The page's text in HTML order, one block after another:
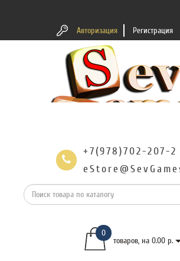
Авторизация Регистрация
+7(978)702-207-2
0
товаров, на 0.00 р.